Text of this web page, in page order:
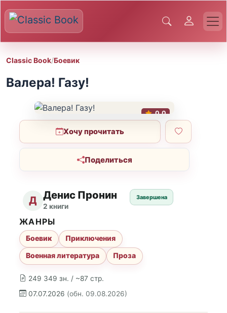
Classic Book/Боевик
Валера! Газу!
0.0
Хочу прочитать
Поделиться
Д Денис Пронин
2 книги
Завершена
249 349 зн. / ~87 стр.
07.07.2026 (обн. 09.08.2026)
ЖАНРЫ
Боевик
Приключения
Военная литература
Проза